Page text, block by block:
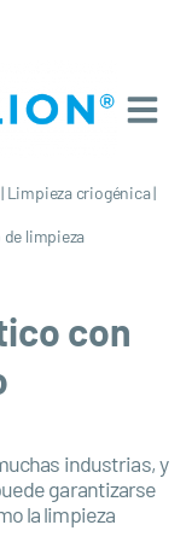
| Limpieza criogénica|
limpieza
con
industrias, y
garantizarse
la limpieza